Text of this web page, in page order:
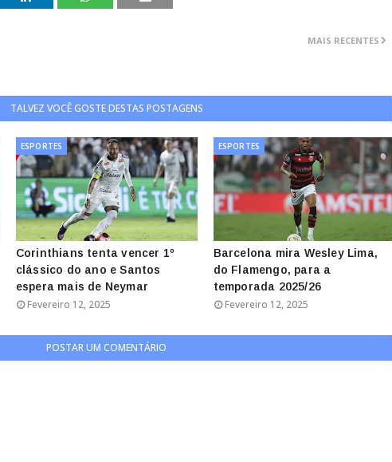
MAIS RECENTES
TALVEZ VOCÊ GOSTE DESTAS POSTAGENS
ESPORTES
Corinthians tenta vencer 1º
clássico do ano e Santos
espera mais de Neymar
Fevereiro 12, 2025
ESPORTES
Barcelona mira Wesley Lima,
do Flamengo, para a
temporada 2025/26
Fevereiro 12, 2025
POSTAR UM COMENTÁRIO